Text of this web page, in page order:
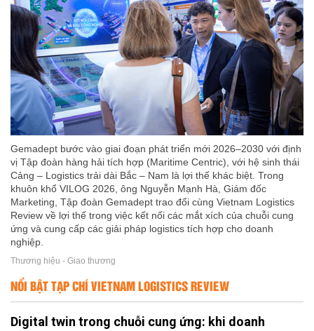
Gemadept bước vào giai đoạn phát triển mới 2026–2030 với định
vị Tập đoàn hàng hải tích hợp (Maritime Centric), với hệ sinh thái
Cảng – Logistics trải dài Bắc – Nam là lợi thế khác biệt. Trong
khuôn khổ VILOG 2026, ông Nguyễn Mạnh Hà, Giám đốc
Marketing, Tập đoàn Gemadept trao đổi cùng Vietnam Logistics
Review về lợi thế trong việc kết nối các mắt xích của chuỗi cung
ứng và cung cấp các giải pháp logistics tích hợp cho doanh
nghiệp.
Thương hiệu - Giao thương
NỔI BẬT TẠP CHÍ VIETNAM LOGISTICS REVIEW
Digital twin trong chuỗi cung ứng: khi doanh